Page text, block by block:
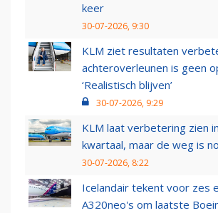
keer
30-07-2026, 9:30
KLM ziet resultaten
achteroverleunen is geen
‘Realistisch blijven’
30-07-2026, 9:29
KLM laat verbetering zien
kwartaal, maar de weg is
30-07-2026, 8:22
Icelandair tekent voor zes
A320neo's om laatste